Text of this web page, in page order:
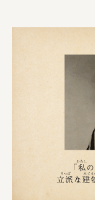
有限会社 丸久商
株式会社イソガイ
インターステ
キッコーマン
住友化学株式
株式会社リビタ
宗教法人圓能